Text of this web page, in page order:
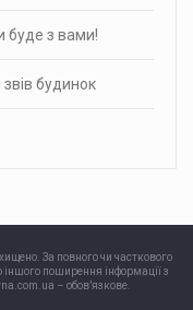
буде з вами!
будинок
За повного чи часткового
іншого поширення інформації з
– обов’язкове.